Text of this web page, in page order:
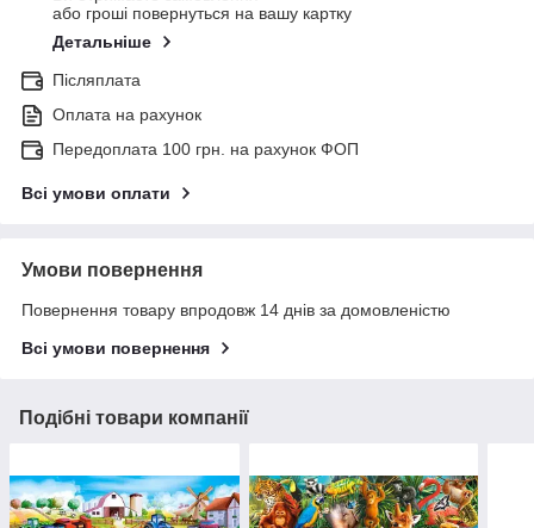
або гроші повернуться на вашу картку
Детальніше
Післяплата
Оплата на рахунок
Передоплата 100 грн. на рахунок ФОП
Всі умови оплати
Умови повернення
Повернення товару впродовж 14 днів за домовленістю
Всі умови повернення
Подібні товари компанії